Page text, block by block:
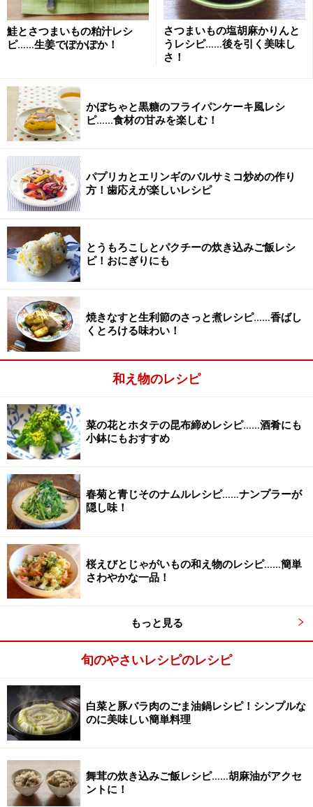
を加え再び火にかける。砂糖と醤油を加え、ごぼうがほ
くほくやわらかくなるまで落とし蓋をして煮る。
ボウルにマヨネーズ、ねり胡麻、すりたての白胡麻を入
れてよく混ぜ合わせる。ごぼうとごぼうの煮汁大さじ1
を加え、よく和えてできあがり。
ワンポイントアドバイス
鮭とさつまいもの粕汁レシ
ピ……生姜でぽかぽか！
さつまいもの塩胡麻かりんと
うレシピ……後を引く美味し
さ！
かぼちゃと黒糖のフライパンケーキ風レシ
ピ……食材の甘みを楽しむ！
パプリカとエリンギのバルサミコ炒めの作り
方！歯応えが楽しいレシピ
とうもろこしとパクチーの炊き込みご飯レシ
ピ！おにぎりにも
焼きなすと生利節のさっと煮レシピ……香ばし
くとろける味わい！
和え物のレシピ
菜の花とホタテの昆布締めレシピ……酒肴にも
小鉢にもおすすめ
春菊と青じそのナムルレシピ……ナンプラーが
隠し味！
桜えびとじゃがいもの和え物のレシピ……簡単
さわやかな一品！
もっと見る
旬のやさいレシピのレシピ
白菜と豚バラ肉のごま油鍋レシピ！シンプルな
のに美味しい簡単料理
舞茸の炊き込みご飯レシピ……胡麻油がアクセ
ントに！